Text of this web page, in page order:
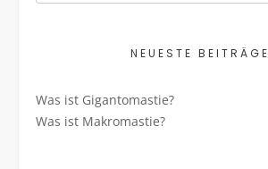
NEUESTE BEITRÄGE
Was ist Gigantomastie?
Was ist Makromastie?